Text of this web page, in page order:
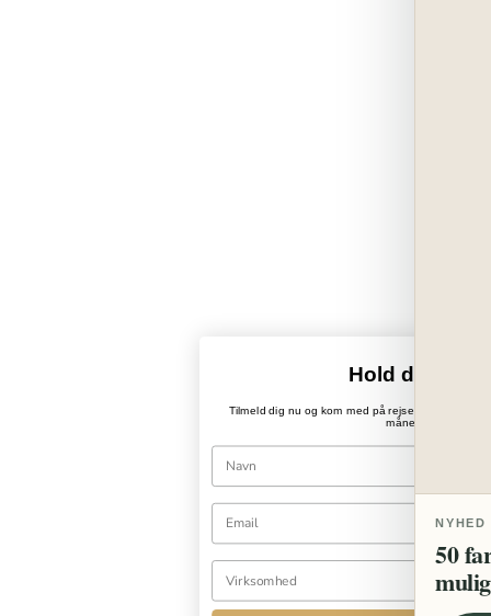
NYHED
50
Hold dig
Tilmeld dig nu og kom med på rejsen ind i
månedlige